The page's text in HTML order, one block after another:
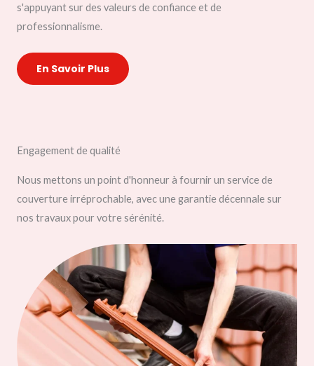
s'appuyant sur des valeurs de confiance et de
professionnalisme.
En Savoir Plus
Engagement de qualité
Nous mettons un point d'honneur à fournir un service de
couverture irréprochable, avec une garantie décennale sur
nos travaux pour votre sérénité.